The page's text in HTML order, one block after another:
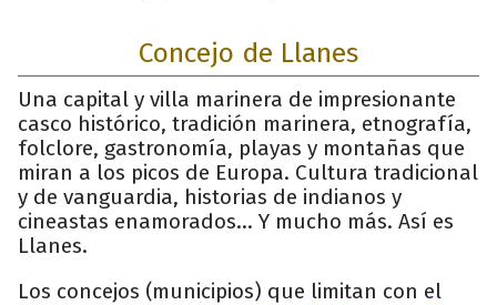
Concejo de Llanes
Una capital y villa marinera de impresionante
casco histórico, tradición marinera, etnografía,
folclore, gastronomía, playas y montañas que
miran a los picos de Europa. Cultura tradicional
y de vanguardia, historias de indianos y
cineastas enamorados... Y mucho más. Así es
Llanes.
Los concejos (municipios) que limitan con el